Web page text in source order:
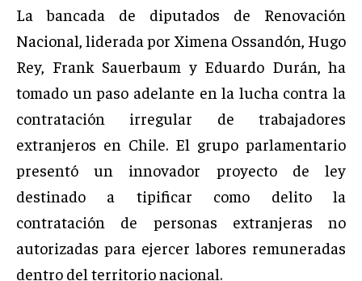
La bancada de diputados de Renovación
Nacional, liderada por Ximena Ossandón, Hugo
Rey, Frank Sauerbaum y Eduardo Durán, ha
tomado un paso adelante en la lucha contra la
contratación irregular de trabajadores
extranjeros en Chile. El grupo parlamentario
presentó un innovador proyecto de ley
destinado a tipificar como delito la
contratación de personas extranjeras no
autorizadas para ejercer labores remuneradas
dentro del territorio nacional.